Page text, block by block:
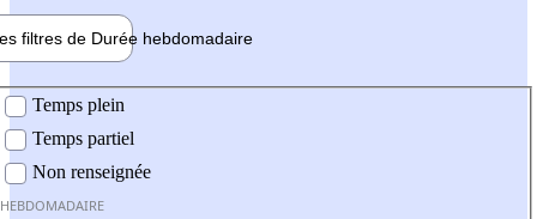
filtres de Durée hebdomadaire
Temps plein
Temps partiel
Non renseignée